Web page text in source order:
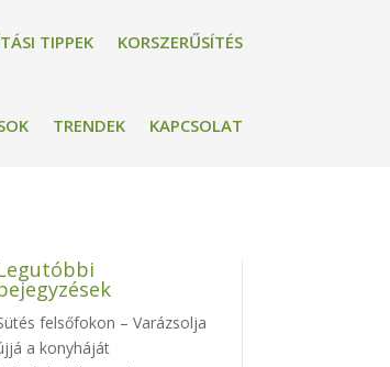
TIPPEK KORSZERŰSÍTÉS
TRENDEK KAPCSOLAT
felsőfokon – Varázsolja
a konyháját